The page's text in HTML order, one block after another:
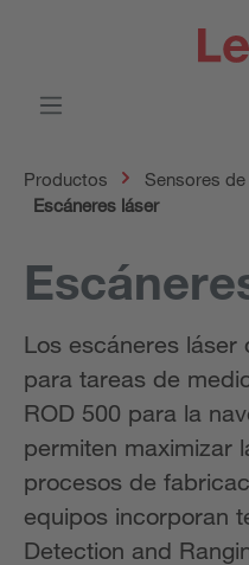
Productos
Sensores
Escáneres láser
Los escáneres láser
para tareas de
ROD 500 para la
permiten maximizar
procesos de
equipos incorporan
Detection and